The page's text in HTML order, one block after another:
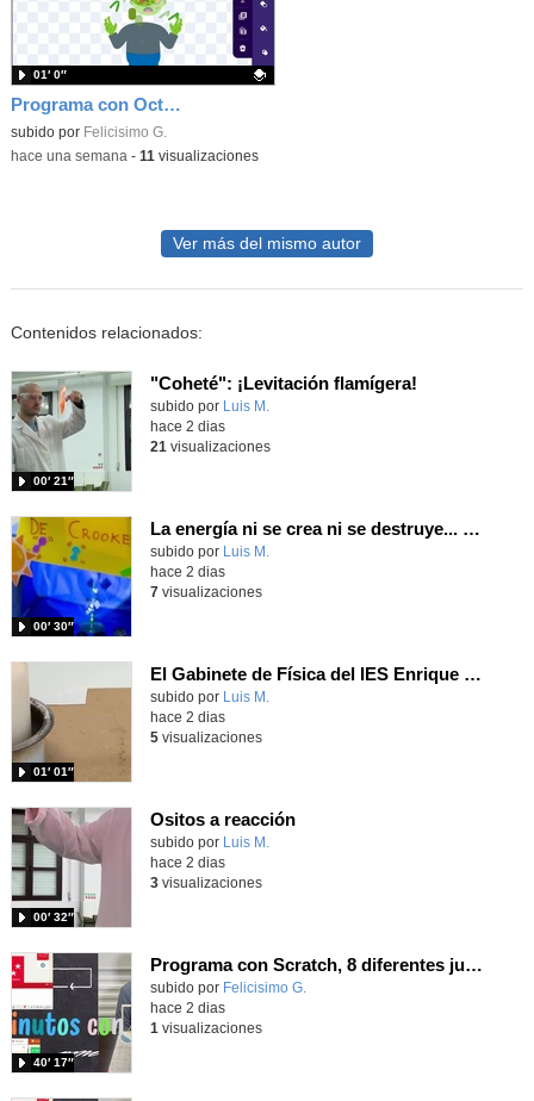
Programa con OctoStudio, un juego homenajeando al House of the dead con Zombies
Contenido educativo.
subido por Felicisimo G.
01′ 0″
-hace una semana - 11 visualizaciones
Ver más del mismo autor
Contenidos relacionados:
"Coheté": ¡Levitación flamígera!
Contenido educativo.
subido por Luis M.
00′ 21″
hace 2 dias
21 visualizaciones
La energía ni se crea ni se destruye... ¡se experimenta! El Tierno en la Feria Madrid es Ciencia 2026
Contenido educativo.
subido por Luis M.
00′ 30″
hace 2 dias
7visualizaciones
El Gabinete de Física del IES Enrique Tierno Galván de Parla (Curso 25-26)
Contenido educativo.
subido por Luis M.
01′ 01″
hace 2 dias
5visualizaciones
Ositos a reacción
Contenido educativo.
subido por Luis M.
00′ 32″
hace 2 dias
3visualizaciones
Programa con Scratch, 8 diferentes juegos para vivir la emoción de los partidos de España en el mundial 2026
Contenido educativo.
subido por Felicisimo G.
40′ 17″
hace 2 dias
1 visualizaciones